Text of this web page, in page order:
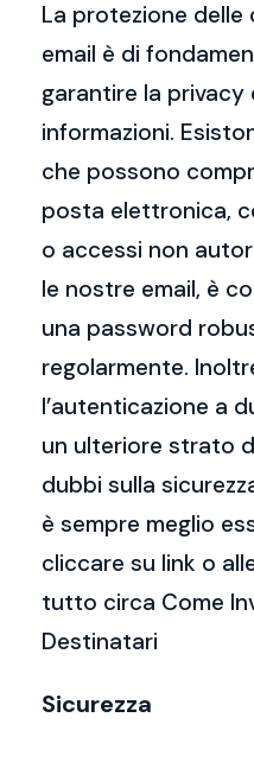
La protezione delle
email è di
garantire la privacy
informazioni.
che possono
posta elettronica,
o accessi non
le nostre email, è
una password
regolarmente.
l’autenticazione a
un ulteriore strato
dubbi sulla
è sempre meglio
cliccare su link o
tutto circa Come
Destinatari
Sicurezza